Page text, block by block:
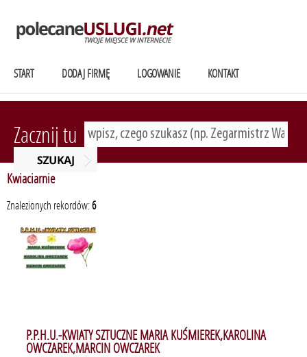
START DODAJ FIRMĘ LOGOWANIE KONTAKT
Zacznij tu
Kwiaciarnie
Znalezionych rekordów:6
P.P.H.U.-KWIATY SZTUCZNE MARIA KUŚMIEREK,KAROLINA
OWCZAREK,MARCIN OWCZAREK